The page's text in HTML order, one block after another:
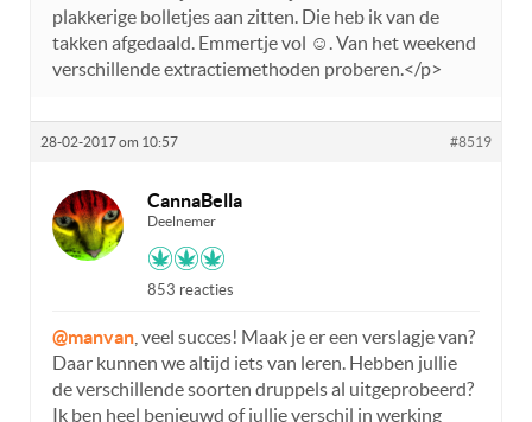
plakkerige bolletjes aan zitten. Die heb ik van de
takken afgedaald. Emmertje vol ☺. Van het weekend
verschillende extractiemethoden proberen.</p>
28-02-2017 om 10:57 #8519
CannaBella
Deelnemer
853 reacties
@manvan , veel succes! Maak je er een verslagje van?
Daar kunnen we altijd iets van leren. Hebben jullie
de verschillende soorten druppels al uitgeprobeerd?
Ik ben heel benieuwd of jullie verschil in werking